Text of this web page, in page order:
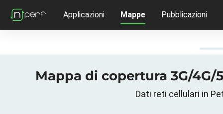
Applicazioni Mappe Pubblicazioni
Mappa di copertura 3G/
Dati reti cellulari in